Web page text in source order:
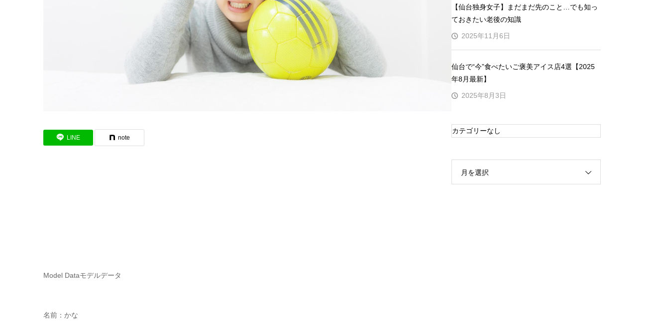
LINE note
Model Dataモデルデータ
名前：かな
【仙台独身女子】まだまだ先のこと…でも知っ
ておきたい老後の知識
2025年11月6日
仙台で“今”食べたいご褒美アイス店4選【2025
年8月最新】
2025年8月3日
カテゴリーなし
月を選択